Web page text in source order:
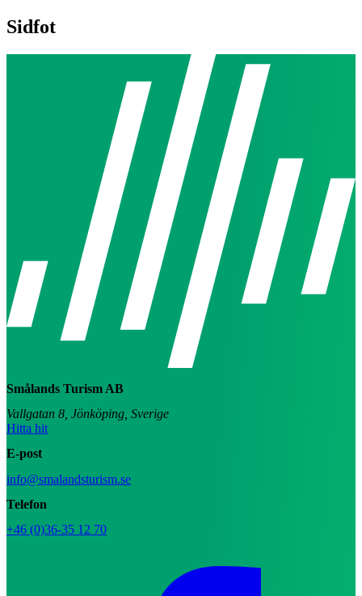
Sidfot
Smålands Turism AB
Vallgatan 8, Jönköping, Sverige
Hitta hit
E-post
info@smalandsturism.se
Telefon
+46 (0)36-35 12 70